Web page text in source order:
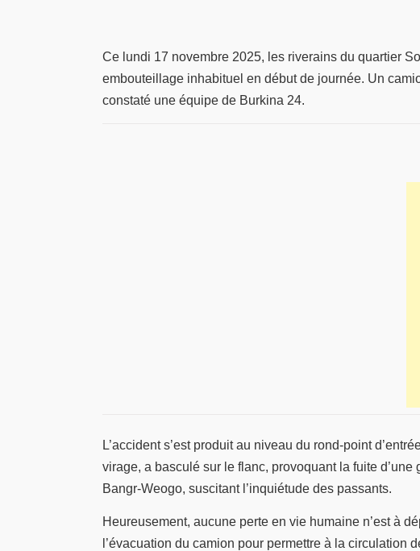
Ce lundi 17 novembre 2025, les riverains du quartier
embouteillage inhabituel en début de journée. Un
constaté une équipe de Burkina 24.
L’accident s’est produit au niveau du rond-point
virage, a basculé sur le flanc, provoquant la fuite
Bangr-Weogo, suscitant l’inquiétude des passants.
Heureusement, aucune perte en vie humaine n’est à
l’évacuation du camion pour permettre à la circulation